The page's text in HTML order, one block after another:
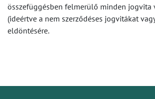
összefüggésben felmerülő minden jogvita
(ideértve a nem szerződéses jogvitákat
eldöntésére.